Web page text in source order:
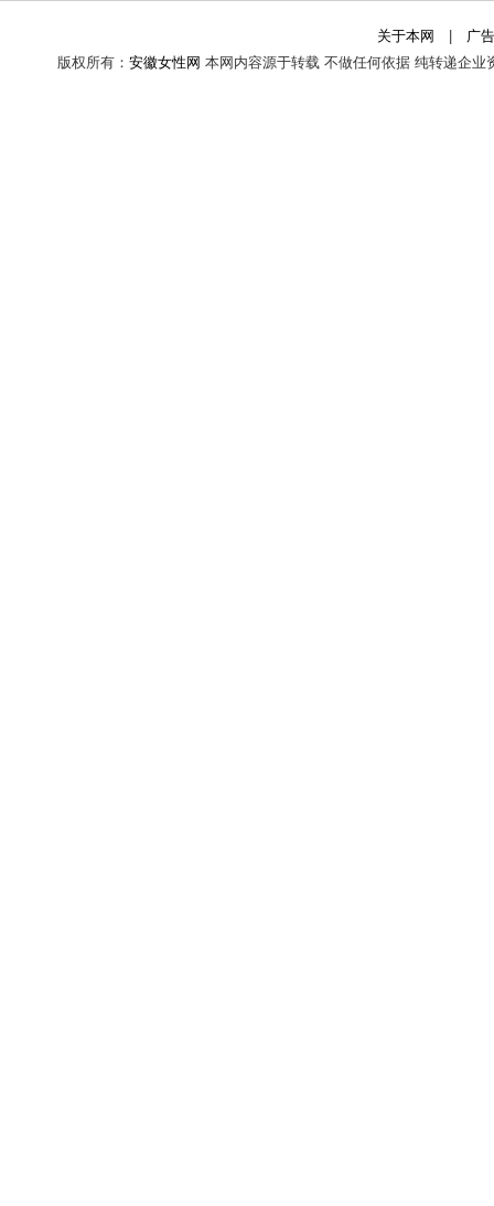
关于本网
广
版权所有： 安徽女性网 本网内容源于转载 不做任何依据 纯转递企